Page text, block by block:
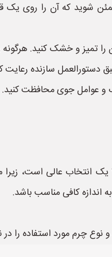
شوید که آن را روی
و خشک کنید. هرگونه
سازنده رعایت
و عوامل جوی محافظت کنید.
انتخاب عالی است، زیرا
کافی مناسب باشد.
چرم مورد استفاده را در